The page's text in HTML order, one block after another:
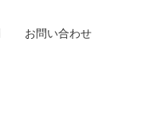
お問い合わせ